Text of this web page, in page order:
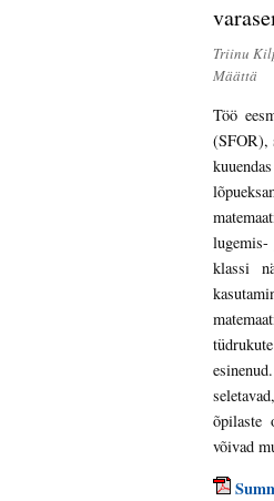
Triinu
Määttä
Töö
(SFOR),
klassi
õpilaste
võivad